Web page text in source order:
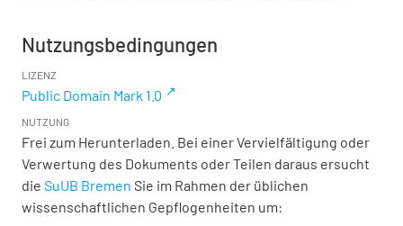
Nutzungsbedingungen
LIZENZ
Public Domain Mark 1.0
NUTZUNG
Frei zum Herunterladen. Bei einer Vervielfältigung oder
Verwertung des Dokuments oder Teilen daraus ersucht
die SuUB Bremen Sie im Rahmen der üblichen
wissenschaftlichen Gepflogenheiten um: